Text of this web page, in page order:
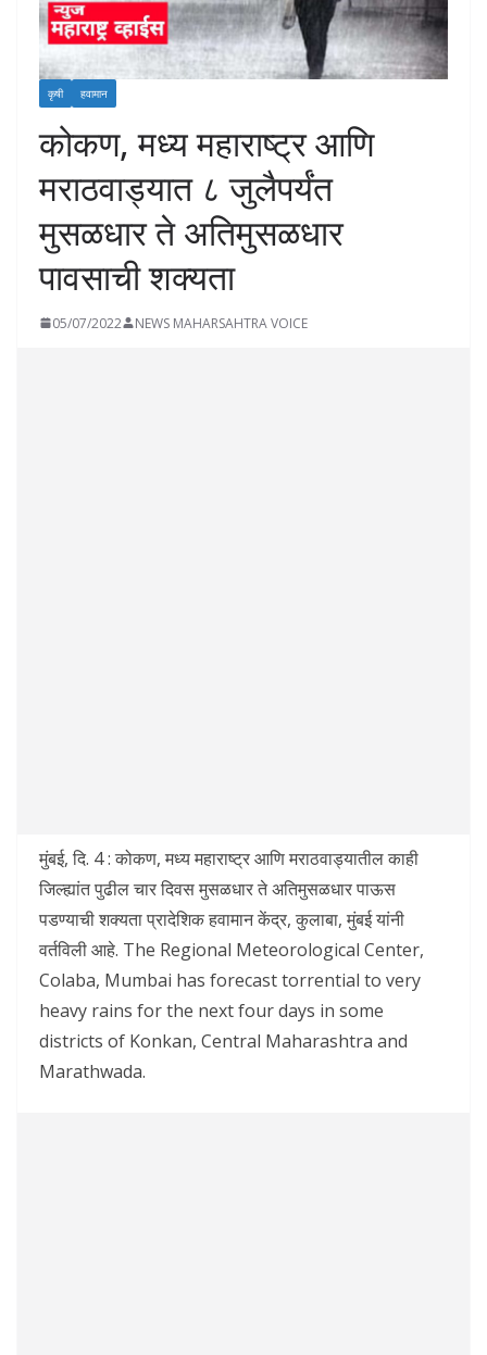
कृषी हवामान
कोकण, मध्य महाराष्ट्र आणि
मराठवाड्यात ८ जुलैपर्यंत
मुसळधार ते अतिमुसळधार
पावसाची शक्यता
05/07/2022 NEWS MAHARSAHTRA VOICE
मुंबई, दि. 4 : कोकण, मध्य महाराष्ट्र आणि मराठवाड्यातील काही
जिल्ह्यांत पुढील चार दिवस मुसळधार ते अतिमुसळधार पाऊस
पडण्याची शक्यता प्रादेशिक हवामान केंद्र, कुलाबा, मुंबई यांनी
वर्तविली आहे. The Regional Meteorological Center,
Colaba, Mumbai has forecast torrential to very
heavy rains for the next four days in some
districts of Konkan, Central Maharashtra and
Marathwada.